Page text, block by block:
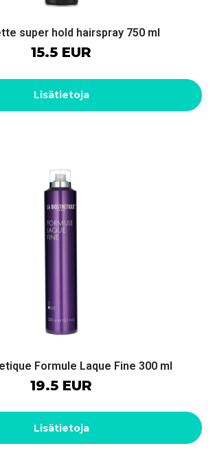
super hold hairspray 750 ml
15.5 EUR
Lisätietoja
Formule Laque Fine 300 ml
19.5 EUR
Lisätietoja